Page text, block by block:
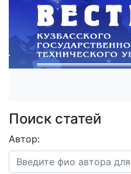
Поиск статей
Автор: